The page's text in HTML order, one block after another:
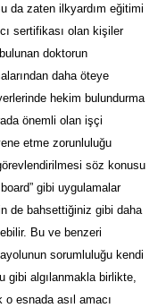
da zaten ilkyardım eğitimi
sertifikası olan kişiler
doktorun
daha öteye
hekim bulundurma
önemli olan işçi
etme zorunluluğu
söz konusu
gibi uygulamalar
de bahsettiğiniz gibi daha
Bu ve benzeri
sorumluluğu kendi
gibi algılanmakla birlikte,
esnada asıl amacı